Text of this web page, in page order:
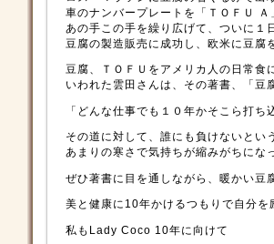
車のナンバープレートを「ＴＯＦＵ Ａ
あの手この手を繰り広げて、ついに１
豆腐の製造販売に成功し、欧米に豆腐
豆腐、ＴＯＦＵをアメリカ人の日常食
いわれた雲田さんは、その著書、「豆
「どんな仕事でも１０年かそこら打ち
その道に対して、誰にも負けないとい
あまりの寒さで気持ちが縮みがちにな
ぜひ著書に目を通しながら、暖かい豆
美と健康に10年かけるつもりで自分を
私もLady Coco 10年に向けて